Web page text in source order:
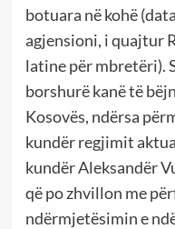
botuara në kohë
agjensioni, i quajtur
latine për mbretëri).
borshurë kanë të
Kosovës, ndërsa
kundër regjimit
kundër Aleksandër
që po zhvillon me
ndërmjetësimin e